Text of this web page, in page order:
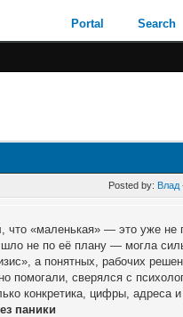
Portal Search
Posted by: Влад
что «маленькая» — это уже
не по её плану — могла
а понятных, рабочих
помогали, сверялся с
конкретика, цифры, адреса
паники